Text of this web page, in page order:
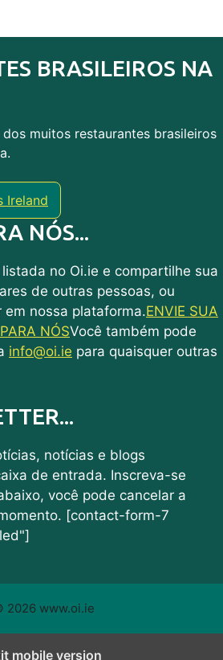
BRASILEIROS NA
muitos restaurantes brasileiros
Ireland
NÓS...
no Oi.ie e compartilhe sua
de outras pessoas, ou
nossa plataforma.ENVIE SUA
NÓSVocê também pode
info@oi.ie para quaisquer outras
notícias e blogs
de entrada. Inscreva-se
você pode cancelar a
[contact-form-7
2026 www.oi.ie
mobile version